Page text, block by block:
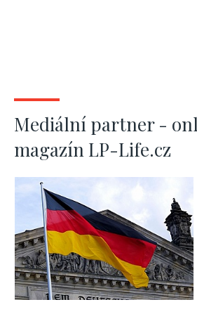
Mediální partner -
magazín LP-Life.cz